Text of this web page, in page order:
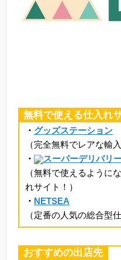
無料で使える仕入れ
・ グッズステーション
（完全無料でレアな輸
・
スーパーデリバリ
（無料で使えるように
れサイト！）
・ NETSEA
（定番の人気の総合型
おすすめの出店先